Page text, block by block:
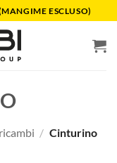
ESCLUSO)
/ Cinturino